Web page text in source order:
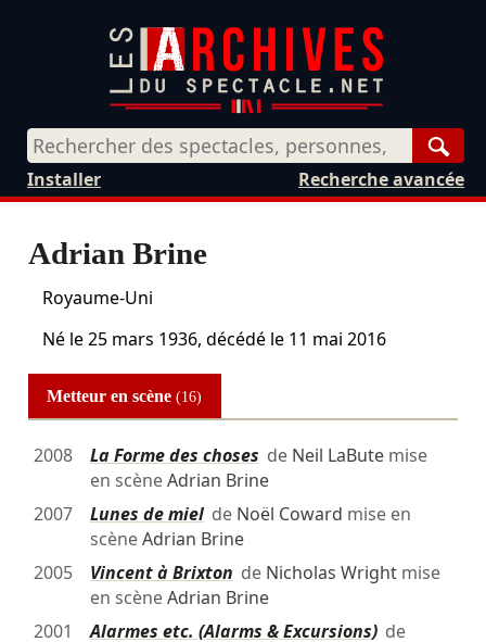
Recherche avancée
Installer
Adrian Brine
Royaume-Uni
Né le25 mars 1936, décédé le 11 mai 2016
Metteur en scène(16)
2008 La Forme des choses de Neil LaButemise
en scèneAdrian Brine
2007
Lunes de mielde Noël Coward mise en
scèneAdrian Brine
2005
Vincent à Brixton de Nicholas Wrightmise
en scèneAdrian Brine
2001
Alarmes etc. (Alarms & Excursions)de